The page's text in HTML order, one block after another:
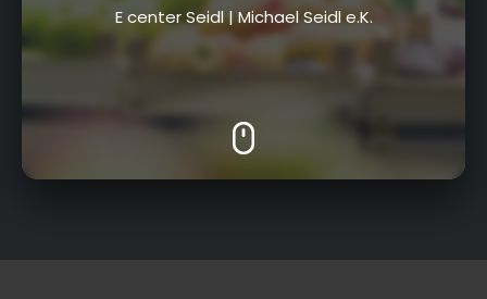
E center Seidl | Michael Seidl e.K.